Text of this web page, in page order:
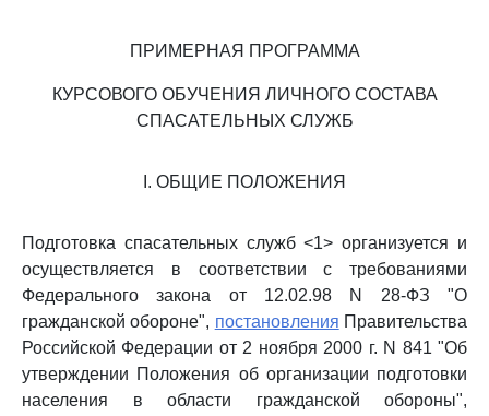
ПРИМЕРНАЯ ПРОГРАММА
КУРСОВОГО ОБУЧЕНИЯ ЛИЧНОГО СОСТАВА
СПАСАТЕЛЬНЫХ СЛУЖБ
I. ОБЩИЕ ПОЛОЖЕНИЯ
Подготовка спасательных служб <1> организуется и
осуществляется в соответствии с требованиями
Федерального закона от 12.02.98 N 28-ФЗ "О
гражданской обороне", постановления Правительства
Российской Федерации от 2 ноября 2000 г. N 841 "Об
утверждении Положения об организации подготовки
населения в области гражданской обороны",